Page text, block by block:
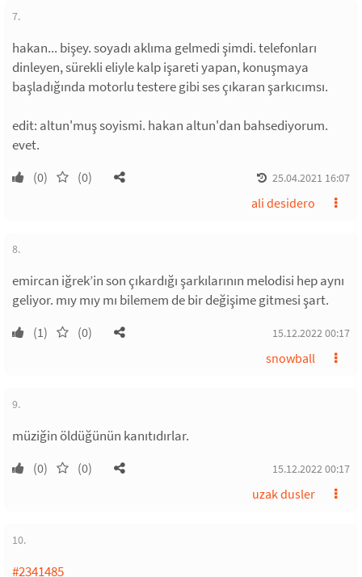
7.
hakan... bişey. soyadı aklıma gelmedi şimdi. telefonları
dinleyen, sürekli eliyle kalp işareti yapan, konuşmaya
başladığında motorlu testere gibi ses çıkaran şarkıcımsı.
edit: altun'muş soyismi. hakan altun'dan bahsediyorum.
evet.
(0) (0) 25.04.2021 16:07
ali desidero
8.
emircan iğrek’in son çıkardığı şarkılarının melodisi hep aynı
geliyor. mıy mıy mı bilemem de bir değişime gitmesi şart.
(1) (0) 15.12.2022 00:17
snowball
9.
müziğin öldüğünün kanıtıdırlar.
(0) (0) 15.12.2022 00:17
uzak dusler
10.
#2341485